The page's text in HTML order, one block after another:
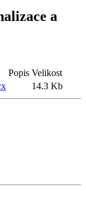
a
Popis Velikost
14.3 Kb